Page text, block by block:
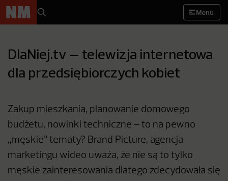
Menu
DlaNiej.tv – telewizja internetowa
dla przedsiębiorczych kobiet
Zakup mieszkania, planowanie domowego
budżetu, nowinki techniczne – to na pewno
„męskie” tematy? Brand Picture, agencja
marketingu wideo uważa, że nie są to tylko
męskie zainteresowania dlatego zdecydowała się